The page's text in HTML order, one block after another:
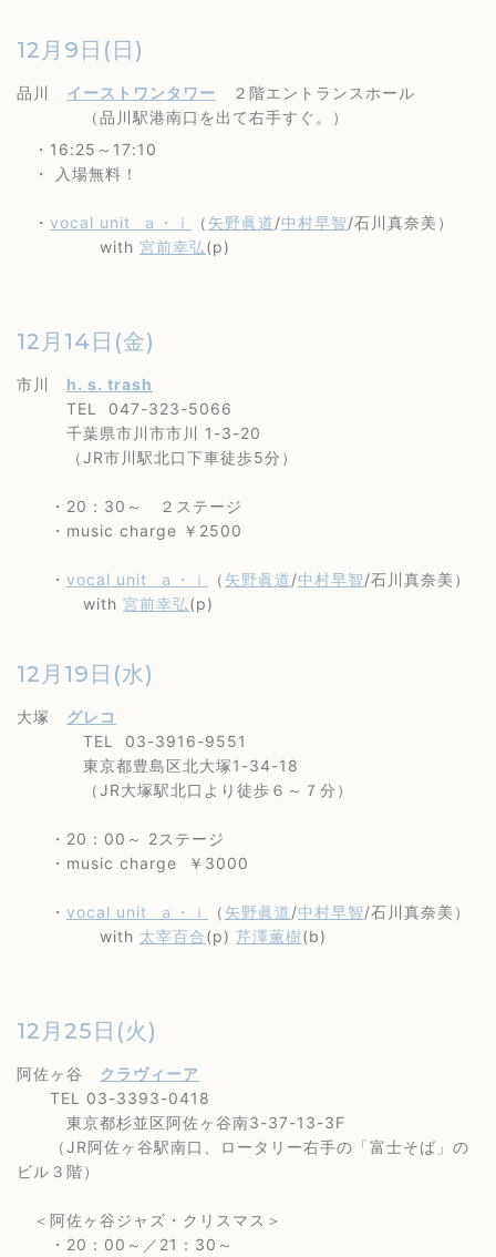
12月9日(日)
品川 イーストワンタワー
２階エントランスホール
（品川駅港南口を出て右手すぐ。）
・16:25～17:10
・ 入場無料！
・ vocal unit ａ・ｉ （ 矢野眞道/中村早智/石川真奈美）
with 宮前幸弘(p)
12月14日(金)
市川 h. s. trash
TEL 047-323-5066
千葉県市川市市川 1-3-20
（JR市川駅北口下車徒歩5分）
・20：30～ ２ステージ
・music charge ￥2500
・ vocal unit ａ・ｉ （ 矢野眞道/中村早智/石川真奈美）
with 宮前幸弘(p)
12月19日(水)
大塚 グレコ
TEL 03-3916-9551
東京都豊島区北大塚1-34-18
（JR大塚駅北口より徒歩６～７分）
・20：00～ 2ステージ
・music charge ￥3000
・ vocal unit ａ・ｉ （ 矢野眞道/中村早智/石川真奈美）
with 太宰百合(p) 芹澤薫樹(b)
12月25日(火)
阿佐ヶ谷 クラヴィーア
TEL 03-3393-0418
東京都杉並区阿佐ヶ谷南3-37-13-3F
（JR阿佐ヶ谷駅南口、ロータリー右手の「富士そば」の
ビル３階）
＜阿佐ヶ谷ジャズ・クリスマス＞
・20：00～／21：30～